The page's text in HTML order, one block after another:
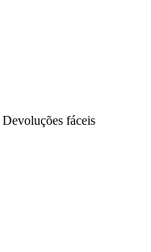
Devoluções fáceis